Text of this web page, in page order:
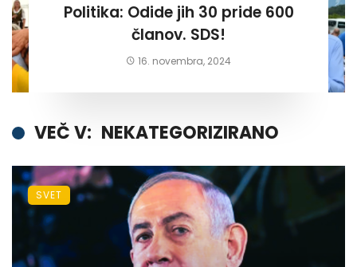
Politika: Odide jih 30 pride 600
članov. SDS!
16. novembra, 2024
VEČ V: NEKATEGORIZIRANO
SVET